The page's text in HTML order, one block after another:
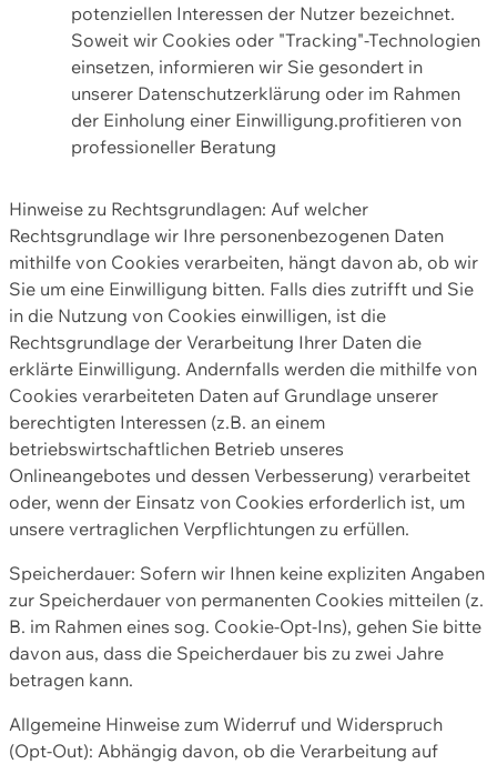
potenziellen Interessen der Nutzer bezeichnet.
Soweit wir Cookies oder "Tracking"-Technologien
einsetzen, informieren wir Sie gesondert in
unserer Datenschutzerklärung oder im Rahmen
der Einholung einer Einwilligung.profitieren von
professioneller Beratung
Hinweise zu Rechtsgrundlagen: Auf welcher
Rechtsgrundlage wir Ihre personenbezogenen Daten
mithilfe von Cookies verarbeiten, hängt davon ab, ob wir
Sie um eine Einwilligung bitten. Falls dies zutrifft und Sie
in die Nutzung von Cookies einwilligen, ist die
Rechtsgrundlage der Verarbeitung Ihrer Daten die
erklärte Einwilligung. Andernfalls werden die mithilfe von
Cookies verarbeiteten Daten auf Grundlage unserer
berechtigten Interessen (z.B. an einem
betriebswirtschaftlichen Betrieb unseres
Onlineangebotes und dessen Verbesserung) verarbeitet
oder, wenn der Einsatz von Cookies erforderlich ist, um
unsere vertraglichen Verpflichtungen zu erfüllen.
Speicherdauer: Sofern wir Ihnen keine expliziten Angaben
zur Speicherdauer von permanenten Cookies mitteilen (z.
B. im Rahmen eines sog. Cookie-Opt-Ins), gehen Sie bitte
davon aus, dass die Speicherdauer bis zu zwei Jahre
betragen kann.
Allgemeine Hinweise zum Widerruf und Widerspruch
(Opt-Out): Abhängig davon, ob die Verarbeitung auf